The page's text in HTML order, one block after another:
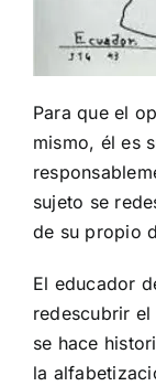
Para que el
mismo, él es
sujeto se
de su propio
El educador
redescubrir
se hace
la